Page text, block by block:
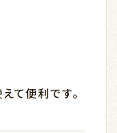
て便利です。